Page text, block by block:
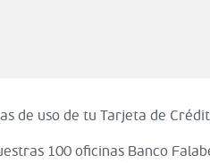
de uso de tu Tarjeta de
100 oficinas Banco